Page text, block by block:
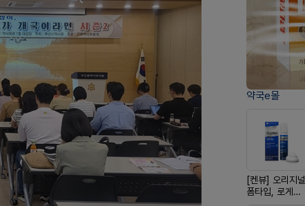
약국e몰
[켄뷰] 오리지널
폼타입, 로게인